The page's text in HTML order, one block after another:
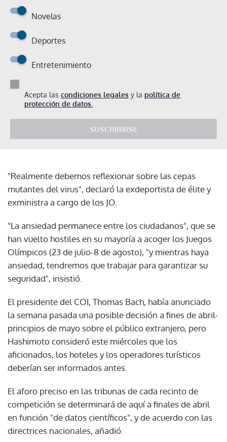
Novelas
Deportes
Entretenimiento
Acepta las condiciones legales y la política de
protección de datos.
SUSCRIBIRSE
"Realmente debemos reflexionar sobre las cepas
mutantes del virus", declaró la exdeportista de élite y
exministra a cargo de los JO.
"La ansiedad permanece entre los ciudadanos", que se
han vuelto hostiles en su mayoría a acoger los Juegos
Olímpicos (23 de julio-8 de agosto), "y mientras haya
ansiedad, tendremos que trabajar para garantizar su
seguridad", insistió.
El presidente del COI, Thomas Bach, había anunciado
la semana pasada una posible decisión a fines de abril-
principios de mayo sobre el público extranjero, pero
Hashimoto consideró este miércoles que los
aficionados, los hoteles y los operadores turísticos
deberían ser informados antes.
El aforo preciso en las tribunas de cada recinto de
competición se determinará de aquí a finales de abril
en función "de datos científicos", y de acuerdo con las
directrices nacionales, añadió.